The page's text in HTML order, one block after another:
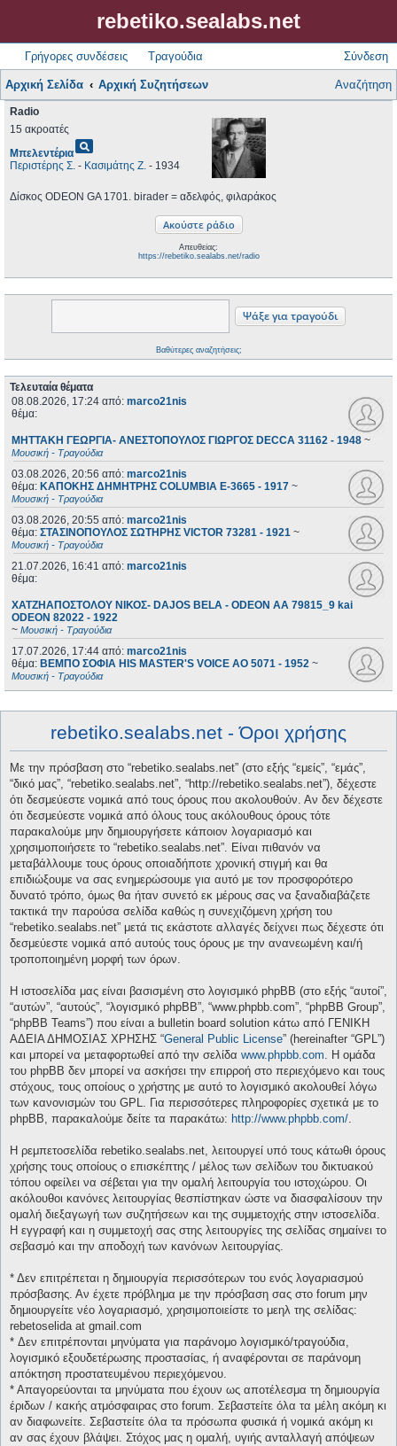
rebetiko.sealabs.net
Γρήγορες συνδέσεις Τραγούδια Σύνδεση
Αρχική Σελίδα Αρχική Συζητήσεων Αναζήτηση
Radio
15 ακροατές
Μπελεντέριαpageview
Περιστέρης Σ. - Κασιμάτης Ζ. - 1934
Δίσκος ODEON GA 1701. birader = αδελφός, φιλαράκος
Απευθείας:
https://rebetiko.sealabs.net/radio
Βαθύτερες αναζητήσεις;
Τελευταία θέματα
08.08.2026, 17:24 από: marco21nis
θέμα:
ΜΗΤΤΑΚΗ ΓΕΩΡΓΙΑ- ΑΝΕΣΤΟΠΟΥΛΟΣ ΓΙΩΡΓΟΣ DECCA 31162 - 1948 ~
Μουσική - Τραγούδια
03.08.2026, 20:56 από: marco21nis
θέμα: ΚΑΠΟΚΗΣ ΔΗΜΗΤΡΗΣ COLUMBIA E-3665 - 1917 ~
Μουσική - Τραγούδια
03.08.2026, 20:55 από: marco21nis
θέμα: ΣΤΑΣΙΝΟΠΟΥΛΟΣ ΣΩΤΗΡΗΣ VICTOR 73281 - 1921 ~
Μουσική - Τραγούδια
21.07.2026, 16:41 από: marco21nis
θέμα:
ΧΑΤΖΗΑΠΟΣΤΟΛΟΥ ΝΙΚΟΣ- DAJOS BELA - ODEON AA 79815_9 kai
ODEON 82022 - 1922
~ Μουσική - Τραγούδια
17.07.2026, 17:44 από: marco21nis
θέμα: ΒΕΜΠΟ ΣΟΦΙΑ HIS MASTER'S VOICE AO 5071 - 1952 ~
Μουσική - Τραγούδια
rebetiko.sealabs.net - Όροι χρήσης
Με την πρόσβαση στο “rebetiko.sealabs.net” (στο εξής “εμείς”, “εμάς”,
“δικό μας”, “rebetiko.sealabs.net”, “http://rebetiko.sealabs.net”), δέχεστε
ότι δεσμεύεστε νομικά από τους όρους που ακολουθούν. Αν δεν δέχεστε
ότι δεσμεύεστε νομικά από όλους τους ακόλουθους όρους τότε
παρακαλούμε μην δημιουργήσετε κάποιον λογαριασμό και
χρησιμοποιήσετε το “rebetiko.sealabs.net”. Είναι πιθανόν να
μεταβάλλουμε τους όρους οποιαδήποτε χρονική στιγμή και θα
επιδιώξουμε να σας ενημερώσουμε για αυτό με τον προσφορότερο
δυνατό τρόπο, όμως θα ήταν συνετό εκ μέρους σας να ξαναδιαβάζετε
τακτικά την παρούσα σελίδα καθώς η συνεχιζόμενη χρήση του
“rebetiko.sealabs.net” μετά τις εκάστοτε αλλαγές δείχνει πως δέχεστε ότι
δεσμεύεστε νομικά από αυτούς τους όρους με την ανανεωμένη και/ή
τροποποιημένη μορφή των όρων.
Η ιστοσελίδα μας είναι βασισμένη στο λογισμικό phpBB (στο εξής “αυτοί”,
“αυτών”, “αυτούς”, “λογισμικό phpBB”, “www.phpbb.com”, “phpBB Group”,
“phpBB Teams”) που είναι a bulletin board solution κάτω από ΓΕΝΙΚΗ
ΑΔΕΙΑ ΔΗΜΟΣΙΑΣ ΧΡΗΣΗΣ “General Public License” (hereinafter “GPL”)
και μπορεί να μεταφορτωθεί από την σελίδα www.phpbb.com. Η ομάδα
του phpBB δεν μπορεί να ασκήσει την επιρροή στο περιεχόμενο και τους
στόχους, τους οποίους ο χρήστης με αυτό το λογισμικό ακολουθεί λόγω
των κανονισμών του GPL. Για περισσότερες πληροφορίες σχετικά με το
phpBB, παρακαλούμε δείτε τα παρακάτω: http://www.phpbb.com/.
Η ρεμπετοσελίδα rebetiko.sealabs.net, λειτουργεί υπό τους κάτωθι όρους
χρήσης τους οποίους ο επισκέπτης / μέλος των σελίδων του δικτυακού
τόπου οφείλει να σέβεται για την ομαλή λειτουργία του ιστοχώρου. Οι
ακόλουθοι κανόνες λειτουργίας θεσπίστηκαν ώστε να διασφαλίσουν την
ομαλή διεξαγωγή των συζητήσεων και της συμμετοχής στην ιστοσελίδα.
Η εγγραφή και η συμμετοχή σας στης λειτουργίες της σελίδας σημαίνει το
σεβασμό και την αποδοχή των κανόνων λειτουργίας.
* Δεν επιτρέπεται η δημιουργία περισσότερων του ενός λογαριασμού
πρόσβασης. Αν έχετε πρόβλημα με την πρόσβαση σας στο forum μην
δημιουργείτε νέο λογαριασμό, χρησιμοποιείστε το μεηλ της σελίδας:
rebetoselida at gmail.com
* Δεν επιτρέπονται μηνύματα για παράνομο λογισμικό/τραγούδια,
λογισμικό εξουδετέρωσης προστασίας, ή αναφέρονται σε παράνομη
απόκτηση προστατευμένου περιεχόμενου.
* Απαγορεύονται τα μηνύματα που έχουν ως αποτέλεσμα τη δημιουργία
έριδων / κακής ατμόσφαιρας στο forum. Σεβαστείτε όλα τα μέλη ακόμη κι
αν διαφωνείτε. Σεβαστείτε όλα τα πρόσωπα φυσικά ή νομικά ακόμη κι
αν σας έχουν βλάψει. Στόχος μας η ομαλή, υγιής ανταλλαγή απόψεων